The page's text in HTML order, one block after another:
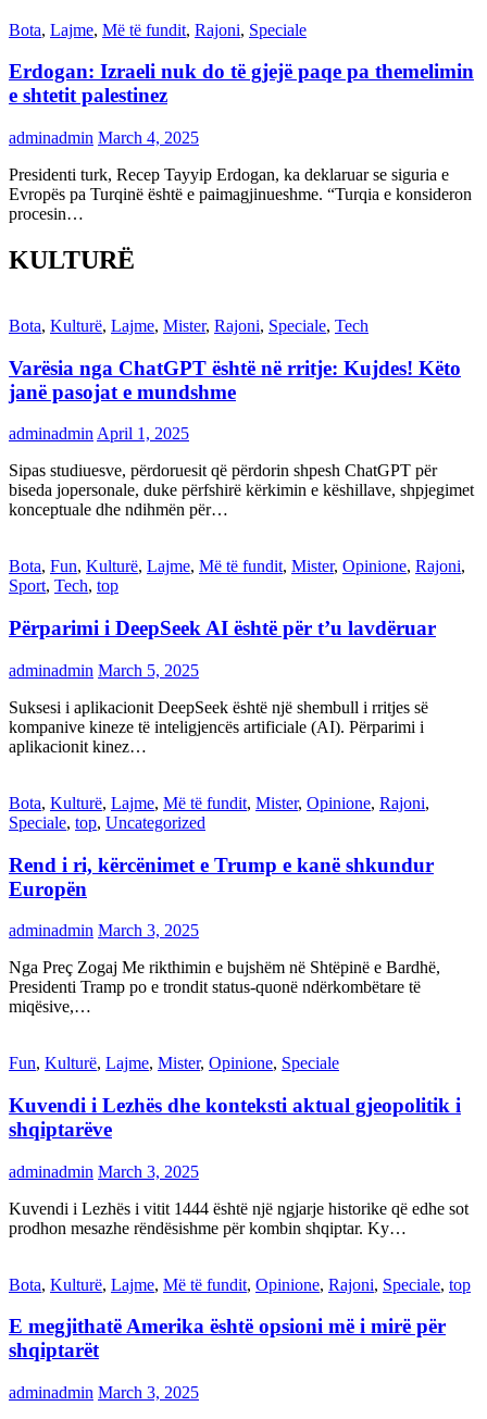
Bota, Lajme, Më të fundit, Rajoni, Speciale
Erdogan: Izraeli nuk do të gjejë paqe pa themelimin
e shtetit palestinez
adminadmin March 4, 2025
Presidenti turk, Recep Tayyip Erdogan, ka deklaruar se siguria e
Evropës pa Turqinë është e paimagjinueshme. “Turqia e konsideron
procesin…
KULTURË
Bota, Kulturë, Lajme, Mister, Rajoni, Speciale, Tech
Varësia nga ChatGPT është në rritje: Kujdes! Këto
janë pasojat e mundshme
adminadmin April 1, 2025
Sipas studiuesve, përdoruesit që përdorin shpesh ChatGPT për
biseda jopersonale, duke përfshirë kërkimin e këshillave, shpjegimet
konceptuale dhe ndihmën për…
Bota, Fun, Kulturë, Lajme, Më të fundit, Mister, Opinione, Rajoni,
Sport, Tech, top
Përparimi i DeepSeek AI është për t’u lavdëruar
adminadmin March 5, 2025
Suksesi i aplikacionit DeepSeek është një shembull i rritjes së
kompanive kineze të inteligjencës artificiale (AI). Përparimi i
aplikacionit kinez…
Bota, Kulturë, Lajme, Më të fundit, Mister, Opinione, Rajoni,
Speciale, top, Uncategorized
Rend i ri, kërcënimet e Trump e kanë shkundur
Europën
adminadmin March 3, 2025
Nga Preç Zogaj Me rikthimin e bujshëm në Shtëpinë e Bardhë,
Presidenti Tramp po e trondit status-quonë ndërkombëtare të
miqësive,…
Fun, Kulturë, Lajme, Mister, Opinione, Speciale
Kuvendi i Lezhës dhe konteksti aktual gjeopolitik i
shqiptarëve
adminadmin March 3, 2025
Kuvendi i Lezhës i vitit 1444 është një ngjarje historike që edhe sot
prodhon mesazhe rëndësishme për kombin shqiptar. Ky…
Bota, Kulturë, Lajme, Më të fundit, Opinione, Rajoni, Speciale, top
E megjithatë Amerika është opsioni më i mirë për
shqiptarët
adminadmin March 3, 2025